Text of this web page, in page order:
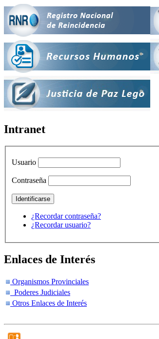
Intranet
Usuario
Contraseña
¿Recordar contraseña?
¿Recordar usuario?
Enlaces de Interés
Organismos Provinciales
Poderes Judiciales
Otros Enlaces de Interés